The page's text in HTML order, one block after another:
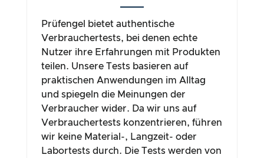
Prüfengel bietet authentische
Verbrauchertests, bei denen echte
Nutzer ihre Erfahrungen mit Produkten
teilen. Unsere Tests basieren auf
praktischen Anwendungen im Alltag
und spiegeln die Meinungen der
Verbraucher wider. Da wir uns auf
Verbrauchertests konzentrieren, führen
wir keine Material-, Langzeit- oder
Labortests durch. Die Tests werden von